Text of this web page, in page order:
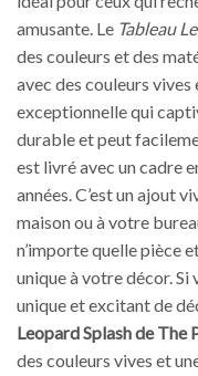
amusante. Le Tableau
des couleurs et des
avec des couleurs
exceptionnelle qui
durable et peut
est livré avec un cadre
années. C’est un ajout
maison ou à votre
n’importe quelle pièce
unique à votre décor. Si
unique et excitant de
Leopard Splash de The
des couleurs vives et